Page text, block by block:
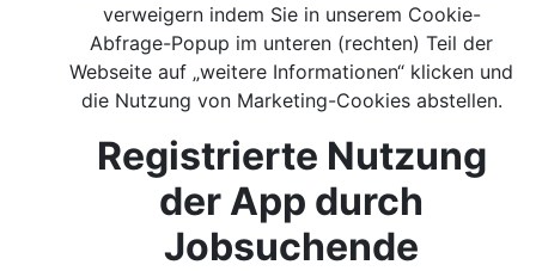
verweigern indem Sie in unserem Cookie-
Abfrage-Popup im unteren (rechten) Teil der
Webseite auf „weitere Informationen“ klicken und
die Nutzung von Marketing-Cookies abstellen.
Registrierte Nutzung
der App durch
Jobsuchende